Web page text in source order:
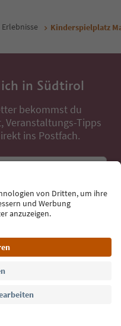
Kinderspielplatz
in Südtirol
bekommst du
Veranstaltungs-Tipps
ins Postfach.